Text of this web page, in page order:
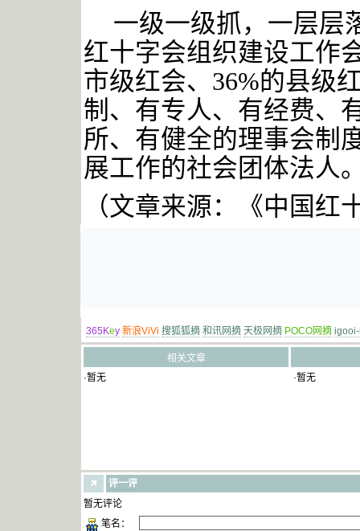
一级一级抓，一层层
红十字会组织建设工作
市级红会、36%的县级
制、有专人、有经费、
所、有健全的理事会制
展工作的社会团体法人
（文章来源：《中国红
365Key 新浪ViVi 搜狐狐摘 和讯网摘 天极网摘 POCO网摘
相关文章
·暂无
·暂无
评一评
暂无评论
笔名：